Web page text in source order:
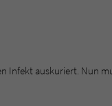
Infekt auskuriert. Nun